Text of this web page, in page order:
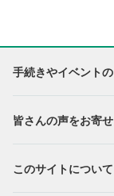
手続きやイベント
皆さんの声をお寄
このサイトについて